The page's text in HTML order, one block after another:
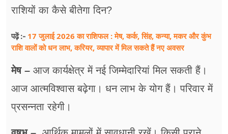
राशियों का कैसे बीतेगा दिन?
पढ़ें :- 17 जुलाई 2026 का राशिफल : मेष, कर्क, सिंह, कन्या, मकर और कुंभ
राशि वालों को धन लाभ, करियर, व्यापार में मिल सकते हैं नए अवसर
मेष – आज कार्यक्षेत्र में नई जिम्मेदारियां मिल सकती हैं।
आज आत्मविश्वास बढ़ेगा। धन लाभ के योग हैं। परिवार में
प्रसन्नता रहेगी।